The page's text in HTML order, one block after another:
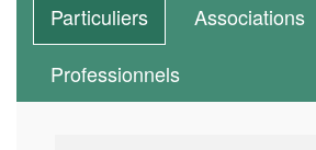
Particuliers
Associations
Professionnels